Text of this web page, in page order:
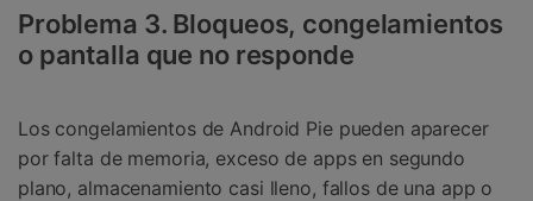
Problema 3. Bloqueos, congelamientos
o pantalla que no responde
Los congelamientos de Android Pie pueden aparecer
por falta de memoria, exceso de apps en segundo
plano, almacenamiento casi lleno, fallos de una app o